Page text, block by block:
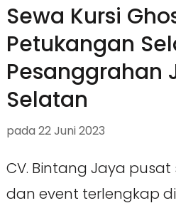
Sewa Kursi
Petukangan
Pesanggrahan
Selatan
pada 22 Juni 2023
CV. Bintang Jaya
dan event terlengkap